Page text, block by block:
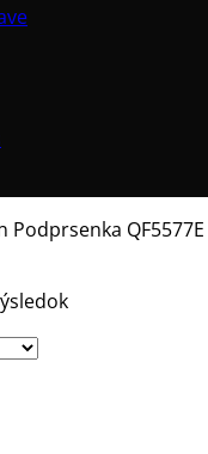
Podprsenka